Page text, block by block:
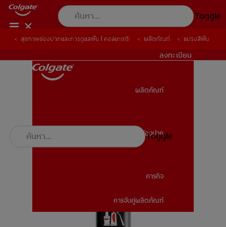
Toggle
ลงทะเบียน
ผลิตภัณฑ์
สุขภาพช่องปาก
ภารกิจ
การจับคู่ผลิตภัณฑ์
Toggle
สุขภาพช่องปากและการดูแลฟัน | คอลเกต® ผลิตภัณฑ์ แปรงสีฟัน